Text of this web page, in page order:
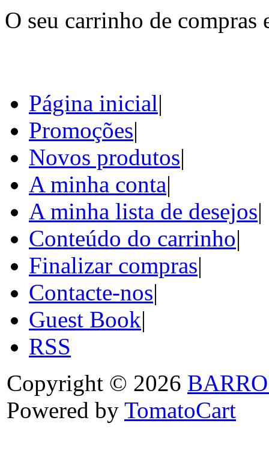
O seu carrinho de compras
Página inicial|
Promoções|
Novos produtos|
A minha conta|
A minha lista de desejos|
Conteúdo do carrinho|
Finalizar compras|
Contacte-nos|
Guest Book|
RSS
Copyright © 2026
Powered by TomatoCart